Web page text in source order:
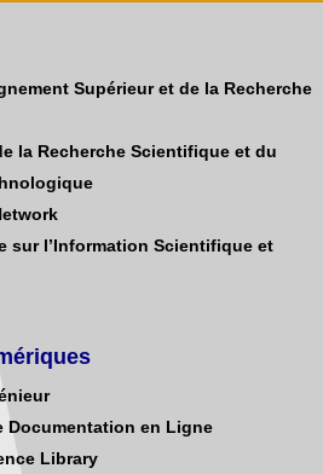
Supérieur et de la Recherche
la Recherche Scientifique et du
sur l’Information Scientifique et
Documentation en Ligne
Library